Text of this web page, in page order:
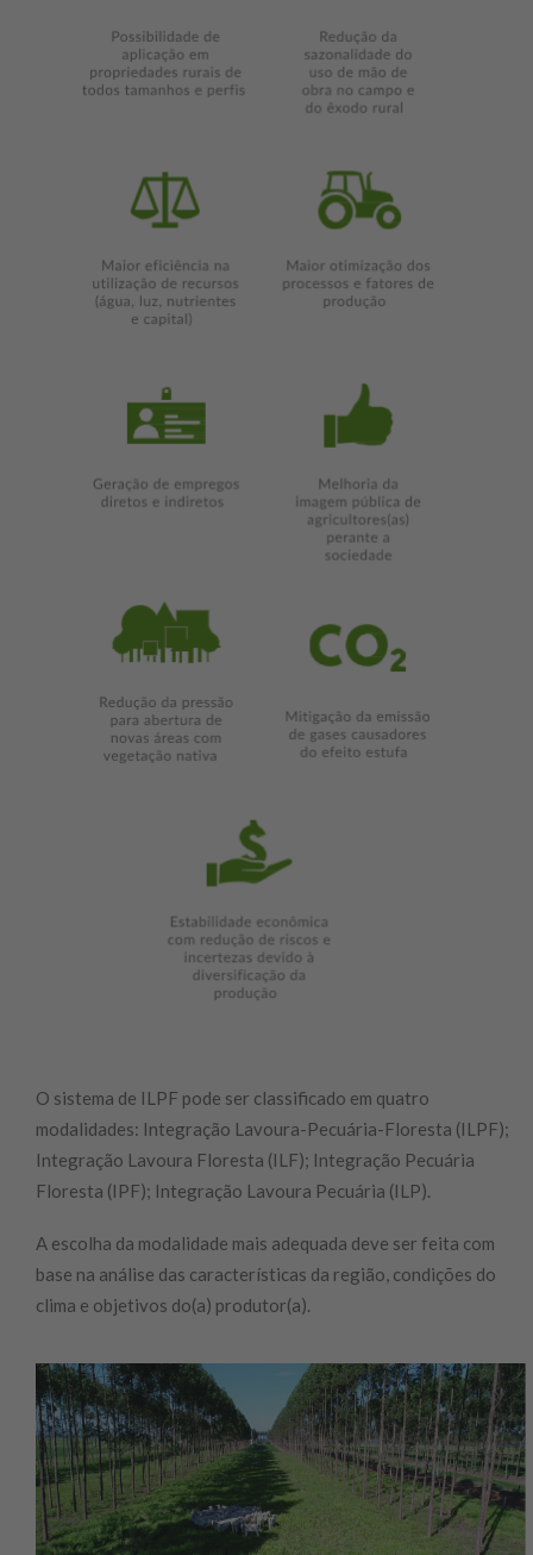
O sistema de ILPF pode ser classificado em quatro
modalidades: Integração Lavoura-Pecuária-Floresta (ILPF);
Integração Lavoura Floresta (ILF); Integração Pecuária
Floresta (IPF); Integração Lavoura Pecuária (ILP).
A escolha da modalidade mais adequada deve ser feita com
base na análise das características da região, condições do
clima e objetivos do(a) produtor(a).